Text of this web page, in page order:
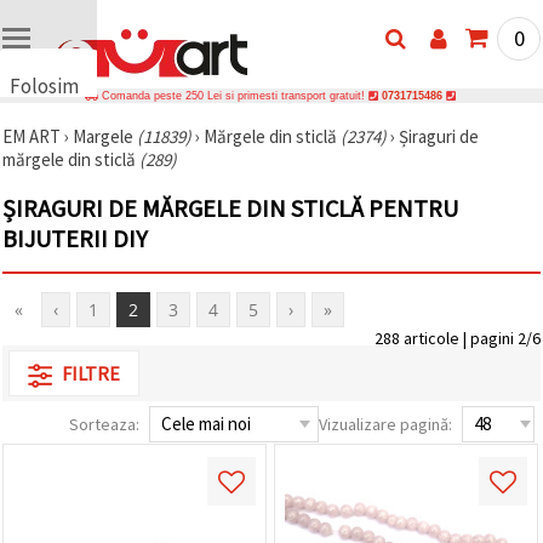
Folosim
uri
🍪 Folosim
și
tehnologii
similare
pentru a
asigura
funcționarea
corectă a
pentru a vă
îmbunătăți
acordul
0
Comanda peste 250 Lei si primesti transport gratuit! 0731715486
EM ART › Margele (11839)› Mărgele din sticlă (2374)› Șiraguri de
mărgele din sticlă (289)
ȘIRAGURI DE MĂRGELE DIN STICLĂ PENTRU
BIJUTERII DIY
« ‹ 1 2 3 4 5 › »
288 articole | pagini 2/6
FILTRE
Sorteaza: Vizualizare pagină: